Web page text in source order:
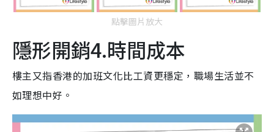
點擊圖片放大
隱形開銷4.時間成本
樓主又指香港的加班文化比工資更穩定，職場生活並不
如理想中好。